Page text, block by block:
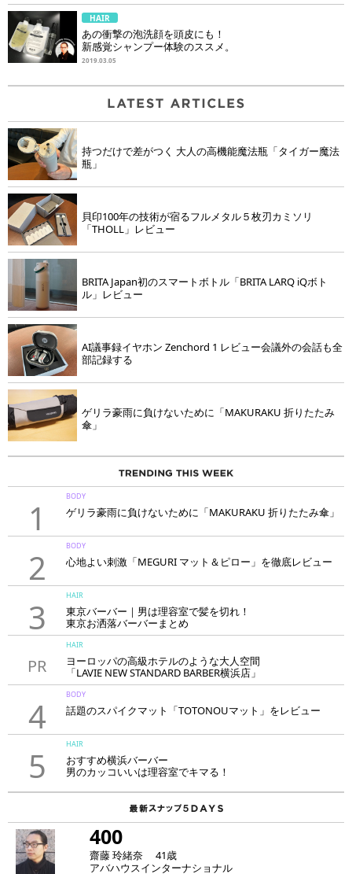
HAIR
あの衝撃の泡洗顔を頭皮にも！
新感覚シャンプー体験のススメ。
2019.03.05
持つだけで差がつく 大人の高機能魔法瓶「タイガー魔法
瓶」
貝印100年の技術が宿るフルメタル５枚刃カミソリ
「THOLL」レビュー
BRITA Japan初のスマートボトル「BRITA LARQ iQボト
ル」レビュー
AI議事録イヤホン Zenchord 1 レビュー会議外の会話も全
部記録する
ゲリラ豪雨に負けないために「MAKURAKU 折りたたみ
傘」
1
BODY
ゲリラ豪雨に負けないために「MAKURAKU 折りたたみ傘」
2
BODY
心地よい刺激「MEGURI マット＆ピロー」を徹底レビュー
3
HAIR
東京バーバー｜男は理容室で髪を切れ！
東京お洒落バーバーまとめ
PR
HAIR
ヨーロッパの高級ホテルのような大人空間
「LAVIE NEW STANDARD BARBER横浜店」
4
BODY
話題のスパイクマット「TOTONOUマット」をレビュー
5
HAIR
おすすめ横浜バーバー
男のカッコいいは理容室でキマる！
400
齋藤 玲緒奈 41歳
アバハウスインターナショナル